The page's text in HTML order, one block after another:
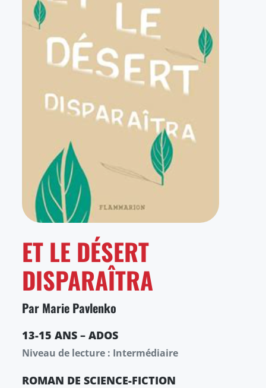
ET LE DÉSERT
DISPARAÎTRA
Par Marie Pavlenko
13-15 ANS – ADOS
Niveau de lecture : Intermédiaire
ROMAN DE SCIENCE-FICTION